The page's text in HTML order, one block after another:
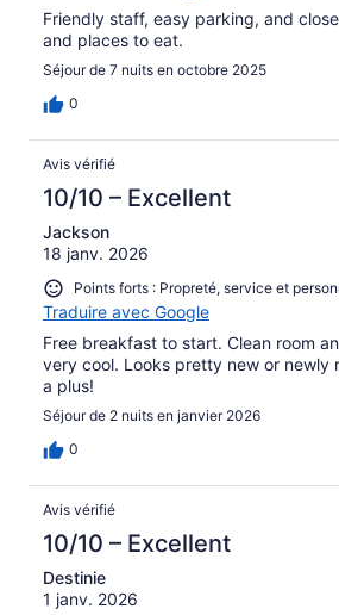
Friendly staff, easy parking, and
and places to eat.
Séjour de 7 nuits en octobre 2025
0
Avis vérifié
10/10 – Excellent
Jackson
18 janv. 2026
Points forts : Propreté, service et
Traduire avec Google
Free breakfast to start. Clean room
very cool. Looks pretty new or newly
a plus!
Séjour de 2 nuits en janvier 2026
0
Avis vérifié
10/10 – Excellent
Destinie
1 janv. 2026